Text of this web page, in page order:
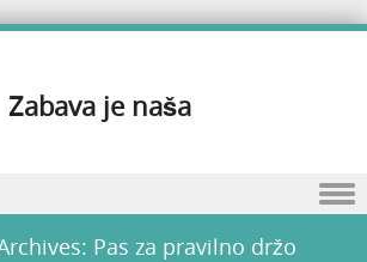
Zabava je naša
Pas za pravilno držo